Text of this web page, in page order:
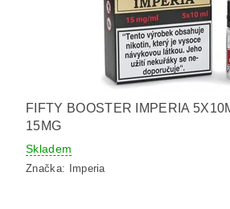
FIFTY BOOSTER IMPERIA
15MG
Skladem
Značka: Imperia